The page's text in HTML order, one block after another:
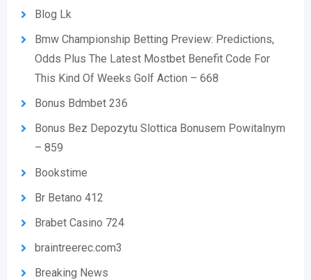
Blog Lk
Bmw Championship Betting Preview: Predictions,
Odds Plus The Latest Mostbet Benefit Code For
This Kind Of Weeks Golf Action – 668
Bonus Bdmbet 236
Bonus Bez Depozytu Slottica Bonusem Powitalnym
– 859
Bookstime
Br Betano 412
Brabet Casino 724
braintreerec.com3
Breaking News